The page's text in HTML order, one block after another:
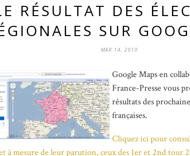
RÉSULTAT DES
SUR
MAR 14, 2010
Google Maps en
France-Presse vous
résultats des
françaises.
Cliquez ici pour
à mesure de leur parution, ceux des 1er et 2nd tour